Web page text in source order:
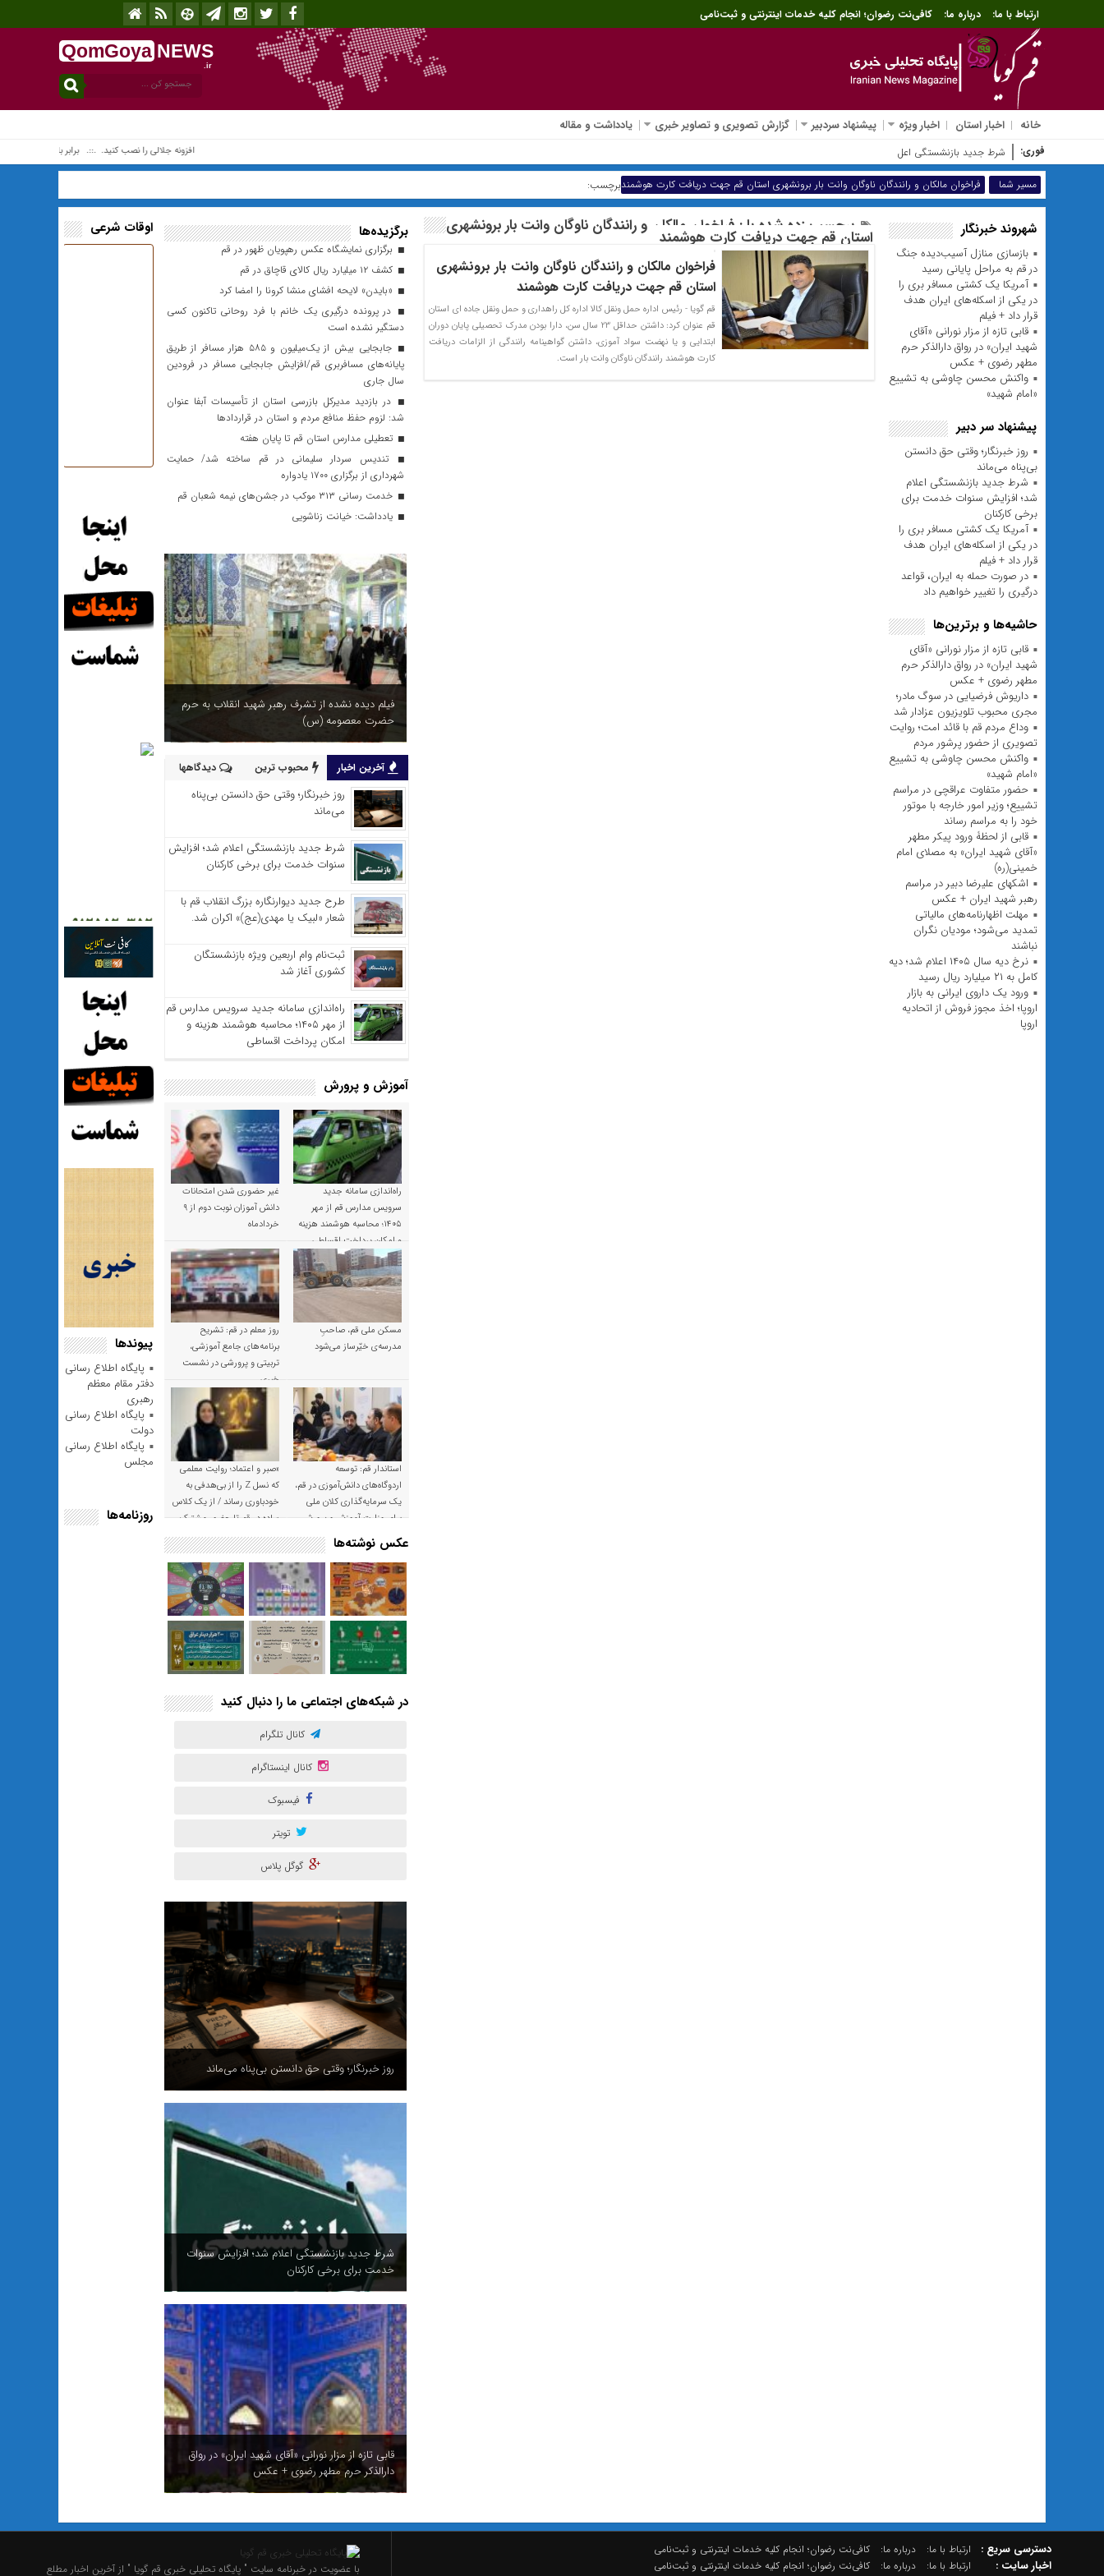
ارتباط با ما: درباره ما: کافی‌نت رضوان؛ انجام کلیه خدمات اینترنتی و ثبت‌نامی
QomGoya NEWS
.ir
خانه اخبار استان اخبار ویژه پیشنهاد سردبیر گزارش تصویری و تصاویر خبری یادداشت و مقاله
فوری: شرط جدید بازنشستگی اعلام شد؛ افزایش سنوات خدمت برای افزونه جلالی را نصب کنید. .::. برابر با : Friday, 7 August , 2026 .::. اخبار منتشر شده : 1 خبر
مسیر شما برچسب:فراخوان مالکان و رانندگان ناوگان وانت بار برونشهری استان قم جهت دریافت کارت هوشمند
شهروند خبرنگار
بازسازی منازل آسیب‌دیده جنگ
در قم به مراحل پایانی رسید
آمریکا یک کشتی مسافر بری را
در یکی از اسکله‌های ایران هدف
قرار داد + فیلم
قابی تازه از مزار نورانی «آقای
شهید ایران» در رواق دارالذکر حرم
مطهر رضوی + عکس
واکنش محسن چاوشی به تشییع
«امام شهید»
پیشنهاد سر دبیر
روز خبرنگار؛ وقتی حق دانستن
بی‌پناه می‌ماند
شرط جدید بازنشستگی اعلام
شد؛ افزایش سنوات خدمت برای
برخی کارکنان
آمریکا یک کشتی مسافر بری را
در یکی از اسکله‌های ایران هدف
قرار داد + فیلم
در صورت حمله به ایران، قواعد
درگیری را تغییر خواهیم داد
حاشیه‌ها و برترین‌ها
قابی تازه از مزار نورانی «آقای
شهید ایران» در رواق دارالذکر حرم
مطهر رضوی + عکس
داریوش فرضیایی در سوگ مادر؛
مجری محبوب تلویزیون عزادار شد
وداع مردم قم با قائد امت؛ روایت
تصویری از حضور پرشور مردم
واکنش محسن چاوشی به تشییع
«امام شهید»
حضور متفاوت عراقچی در مراسم
تشییع؛ وزیر امور خارجه با موتور
خود را به مراسم رساند
قابی از لحظۀ ورود پیکر مطهر
«آقای شهید ایران» به مصلای امام
خمینی(ره)
اشکهای علیرضا دبیر در مراسم
رهبر شهید ایران + عکس
مهلت اظهارنامه‌های مالیاتی
تمدید می‌شود؛ مودیان نگران
نباشند
نرخ دیه سال ۱۴۰۵ اعلام شد؛ دیه
کامل به ۲۱ میلیارد ریال رسید
ورود یک داروی ایرانی به بازار
اروپا؛ اخذ مجوز فروش از اتحادیه
اروپا
برچسب زده شده با : فراخوان مالکان و رانندگان ناوگان وانت بار برونشهری
استان قم جهت دریافت کارت هوشمند
فراخوان مالکان و رانندگان ناوگان وانت بار برونشهری
استان قم جهت دریافت کارت هوشمند
قم گویا - رئیس اداره حمل ونقل کالا اداره کل راهداری و حمل ونقل جاده ای استان
قم عنوان کرد: داشتن حداقل 23 سال سن، دارا بودن مدرک تحصیلی پایان دوران
ابتدایی و یا نهضت سواد آموزی، داشتن گواهینامه رانندگی از الزامات دریافت
کارت هوشمند رانندگان ناوگان وانت بار است.
برگزیده‌ها
برگزاری نمایشگاه عکس رهپویان ظهور در قم
کشف ۱۲ میلیارد ریال کالای قاچاق در قم
«بایدن» لایحه افشای منشا کرونا را امضا کرد
در پرونده درگیری یک خانم با فرد روحانی تاکنون کسی
دستگیر نشده است
جابجایی بیش از یک‌میلیون و ۵۸۵ هزار مسافر از طریق
پایانه‌های مسافربری قم/افزایش جابجایی مسافر در فرودین
سال جاری
در بازدید مدیرکل بازرسی استان از تأسیسات آبفا عنوان
شد: لزوم حفظ منافع مردم و استان در قراردادها
تعطیلی مدارس استان قم تا پایان هفته
تندیس سردار سلیمانی در قم ساخته شد/ حمایت
شهرداری از برگزاری ۱۷۰۰ یادواره
خدمت رسانی ۳۱۳ موکب در جشن‌های نیمه شعبان قم
یادداشت: خیانت زناشویی
فیلم دیده نشده از تشرف رهبر شهید انقلاب به حرم
حضرت معصومه (س)
آخرین اخبار محبوب ترین دیدگاهها
روز خبرنگار؛ وقتی حق دانستن بی‌پناه
می‌ماند
شرط جدید بازنشستگی اعلام شد؛ افزایش
سنوات خدمت برای برخی کارکنان
طرح جدید دیوارنگاره بزرگ انقلاب قم با
شعار «لبیک یا مهدی(عج)» اکران شد.
ثبت‌نام وام اربعین ویژه بازنشستگان
کشوری آغاز شد
راه‌اندازی سامانه جدید سرویس مدارس قم
از مهر ۱۴۰۵؛ محاسبه هوشمند هزینه و
امکان پرداخت اقساطی
آموزش و پرورش
راه‌اندازی سامانه جدید
سرویس مدارس قم از مهر
۱۴۰۵؛ محاسبه هوشمند هزینه
و امکان پرداخت اقساطی
غیر حضوری شدن امتحانات
دانش آموزان نوبت دوم از ۹
خردادماه
مسکن ملی قم، صاحبِ
مدرسه‌ی خیّرساز می‌شود
روز معلم در قم: تشریح
برنامه‌های جامع آموزشی،
تربیتی و پرورشی در نشست
خبری
استاندار قم: توسعه
اردوگاه‌های دانش‌آموزی در قم،
یک سرمایه‌گذاری کلان ملی
برای وزارت آموزش و پرورش
است
«صبر و اعتماد؛ روایت معلمی
که نسل Z را از بی‌هدفی به
خودباوری رساند / از یک کلاس
ساده در قم تا حضور مشترک
معلم و هنرجویان در مهم‌ترین
گالری قرآنی هوش مصنوعی
تهران
عکس نوشته‌ها
در شبکه‌های اجتماعی ما را دنبال کنید
کانال تلگرام
کانال اینستاگرام
فیسبوک
تویتر
گوگل پلاس
روز خبرنگار؛ وقتی حق دانستن بی‌پناه می‌ماند
شرط جدید بازنشستگی اعلام شد؛ افزایش سنوات
خدمت برای برخی کارکنان
قابی تازه از مزار نورانی «آقای شهید ایران» در رواق
دارالذکر حرم مطهر رضوی + عکس
اوقات شرعی
پیوندها
پایگاه اطلاع رسانی
دفتر مقام معظم
رهبری
پایگاه اطلاع رسانی
دولت
پایگاه اطلاع رسانی
مجلس
روزنامه‌ها
دسترسي سريع : ارتباط با ما: درباره ما: کافی‌نت رضوان؛ انجام کلیه خدمات اینترنتی و ثبت‌نامی
اخبار سایت : ارتباط با ما: درباره ما: کافی‌نت رضوان؛ انجام کلیه خدمات اینترنتی و ثبت‌نامی با عضویت در خبرنامه سایت " پایگاه تحلیلی خبری قم گویا " از آخرین اخبار مطلع